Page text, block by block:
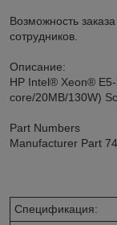
Возможность
сотрудников.
Описание:
HP Intel® Xeon®
core/20MB/130W)
Part Numbers
Manufacturer Part
Спецификация: